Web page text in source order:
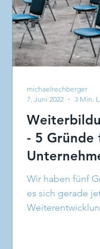
- 5 Gründe
investieren!
Wir haben fünf
es sich gerade
michaelrechberger
7. Juni 2022
3 Min.